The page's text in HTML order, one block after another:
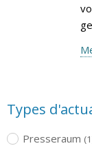
Types
Presseraum